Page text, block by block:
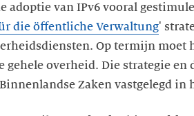
adoptie van IPv6 vooral
die öffentliche Verwaltung'
Op termijn
gehele overheid. Die strategie
Zaken vastgelegd in